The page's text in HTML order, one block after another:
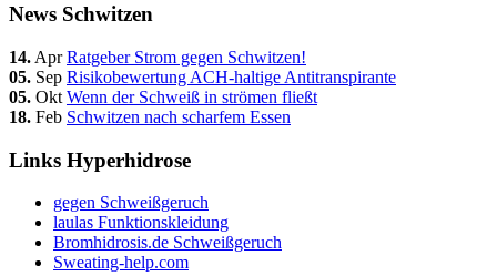
News Schwitzen
14. AprRatgeber Strom gegen Schwitzen!
05. Sep Risikobewertung ACH-haltige Antitranspirante
05. Okt Wenn der Schweiß in strömen fließt
18. Feb Schwitzen nach scharfem Essen
Links Hyperhidrose
gegen Schweißgeruch
laulas Funktionskleidung
Bromhidrosis.de Schweißgeruch
Sweating-help.com